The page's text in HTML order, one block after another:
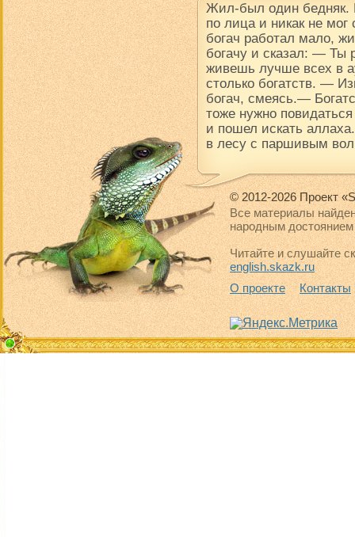
Жил-был один бедняк.
по лица и никак не
богач работал мало,
богачу и сказал: — Ты
живешь лучше всех в
столько богатств. —
богач, смеясь.—
тоже нужно
и пошел искать
в лесу с паршивым
© 2012-2026 Проект
Все материалы
народным достоянием
Читайте и слушайте
english.skazk.ru
О проекте
Контакты